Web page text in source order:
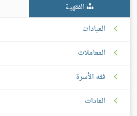
الفقهية
العبادات
المعاملات
فقه الأسرة
العادات